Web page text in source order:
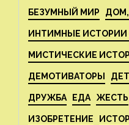
БЕЗУМНЫЙ МИР
ИНТИМНЫЕ ИСТОРИИ
МИСТИЧЕСКИЕ
ДЕМОТИВАТОРЫ
ДРУЖБА ЕДА ЖЕСТЬ
ИЗОБРЕТЕНИЕ